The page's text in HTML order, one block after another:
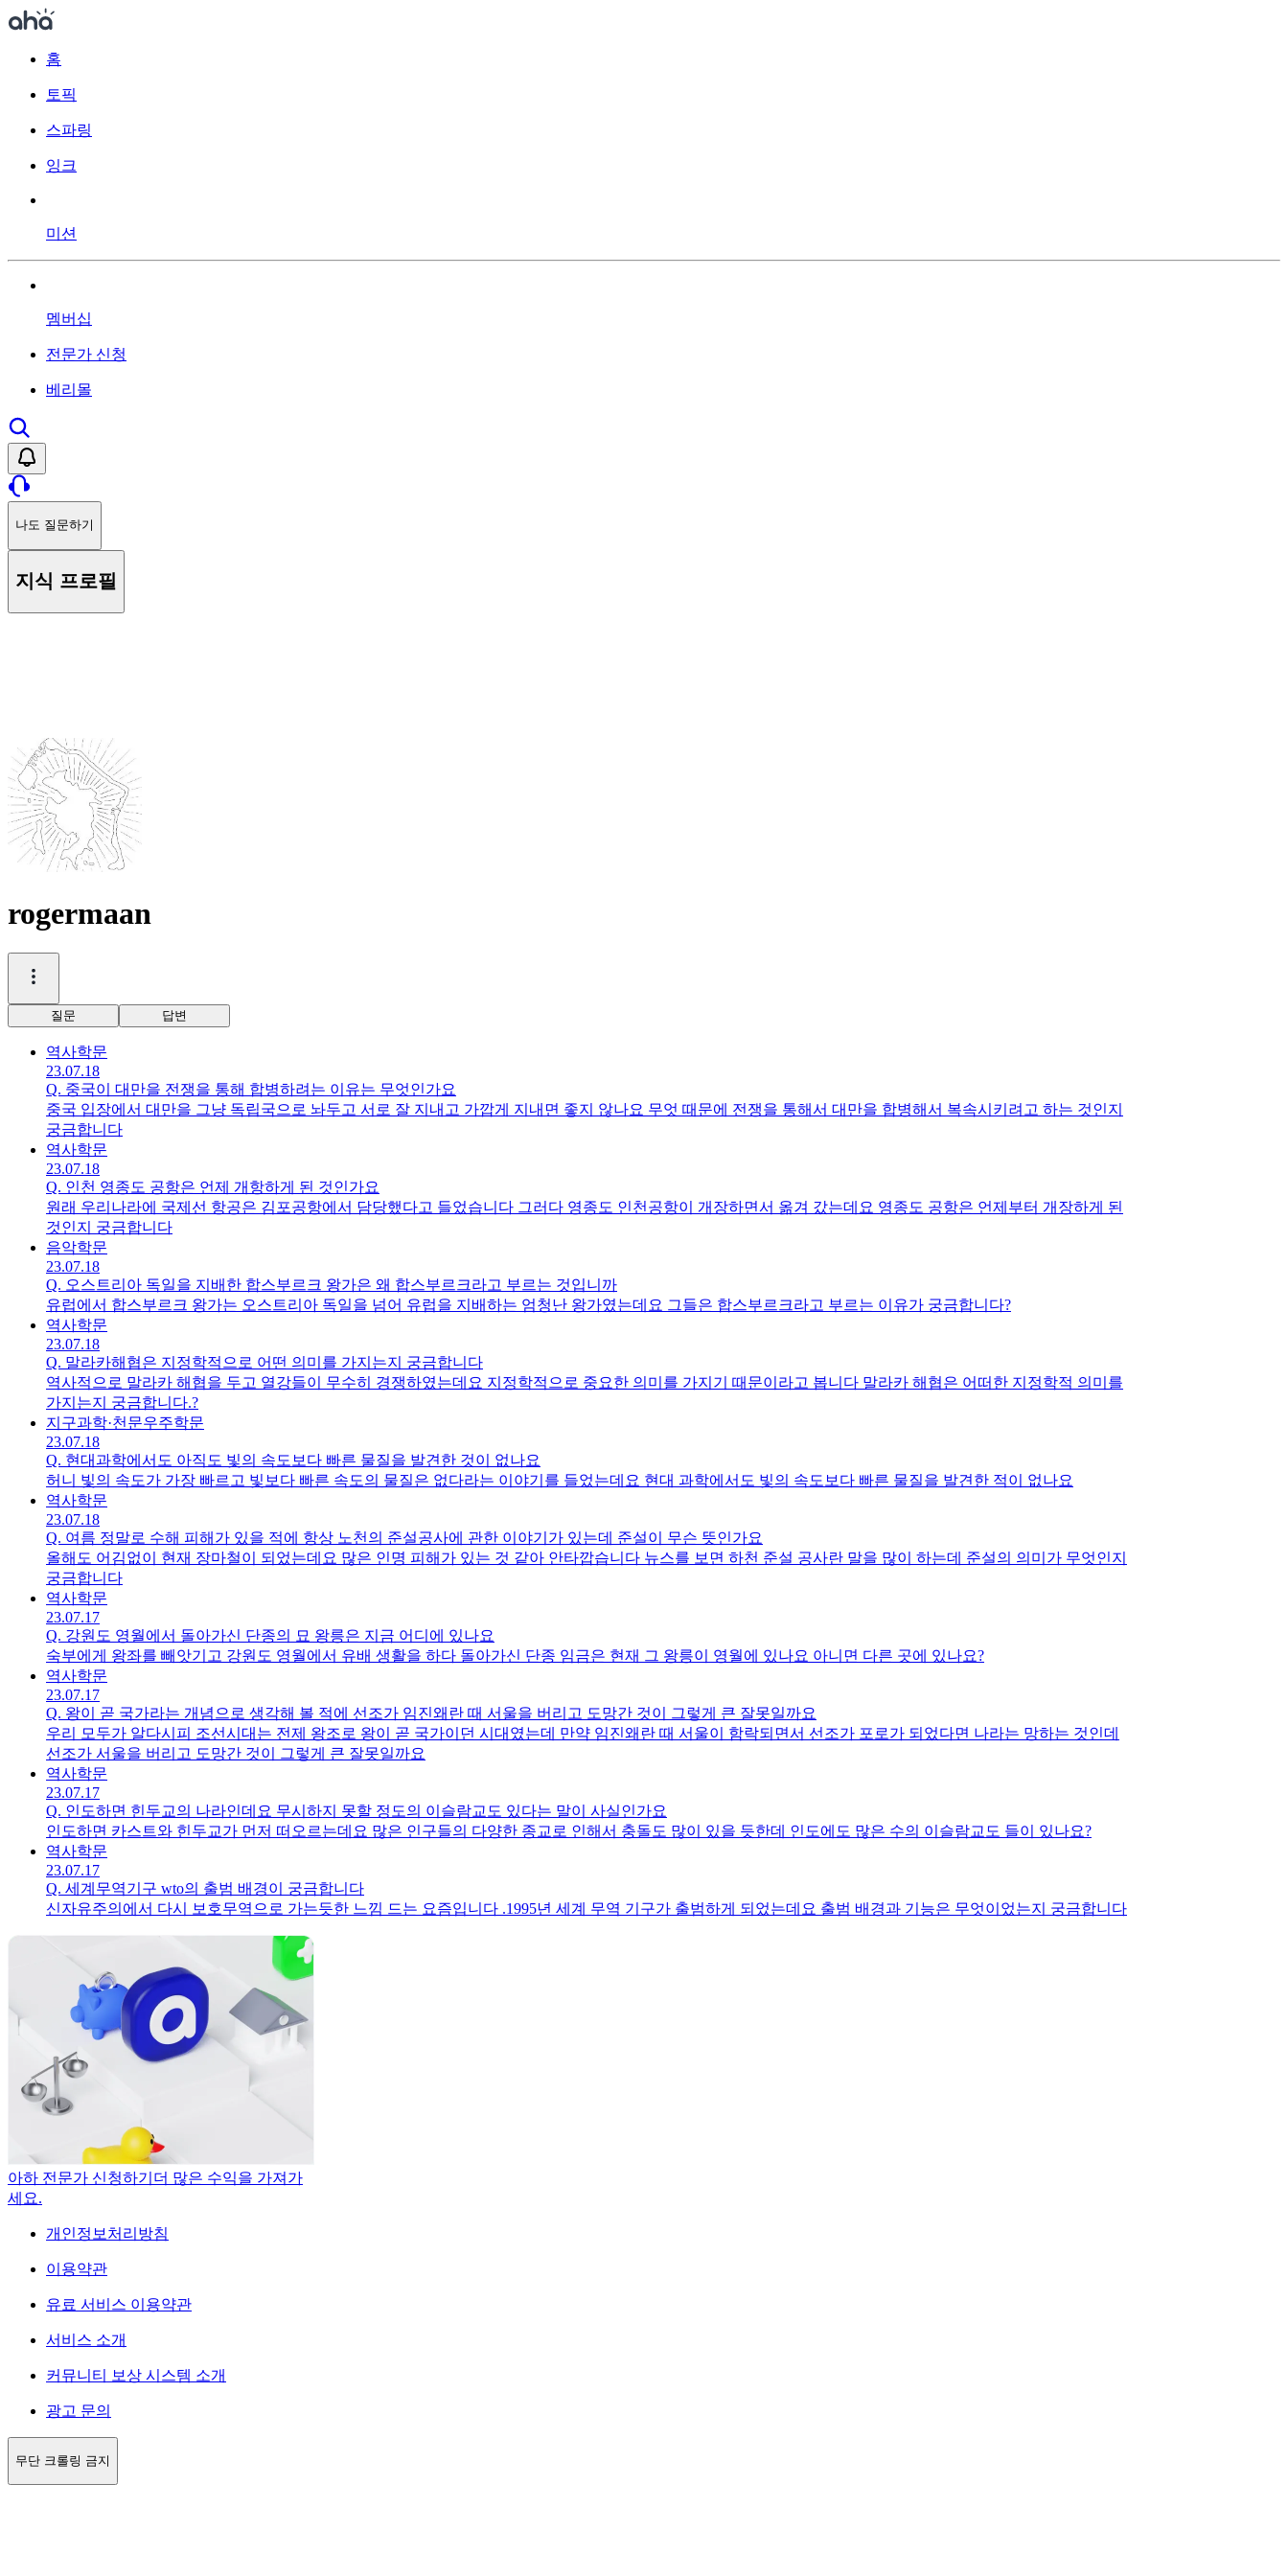
홈
토픽
스파링
잉크
미션
멤버십
전문가 신청
베리몰
나도 질문하기
지식 프로필
rogermaan
질문 답변
역사학문
23.07.18
Q. 중국이 대만을 전쟁을 통해 합병하려는 이유는 무엇인가요
중국 입장에서 대만을 그냥 독립국으로 놔두고 서로 잘 지내고 가깝게 지내면 좋지 않나요 무엇 때문에 전쟁을 통해서 대만을 합병해서 복속시키려고 하는 것인지
궁금합니다
역사학문
23.07.18
Q. 인천 영종도 공항은 언제 개항하게 된 것인가요
원래 우리나라에 국제선 항공은 김포공항에서 담당했다고 들었습니다 그러다 영종도 인천공항이 개장하면서 옮겨 갔는데요 영종도 공항은 언제부터 개장하게 된
것인지 궁금합니다
음악학문
23.07.18
Q. 오스트리아 독일을 지배한 합스부르크 왕가은 왜 합스부르크라고 부르는 것입니까
유럽에서 합스부르크 왕가는 오스트리아 독일을 넘어 유럽을 지배하는 엄청난 왕가였는데요 그들은 합스부르크라고 부르는 이유가 궁금합니다?
역사학문
23.07.18
Q. 말라카해협은 지정학적으로 어떤 의미를 가지는지 궁금합니다
역사적으로 말라카 해협을 두고 열강들이 무수히 경쟁하였는데요 지정학적으로 중요한 의미를 가지기 때문이라고 봅니다 말라카 해협은 어떠한 지정학적 의미를
가지는지 궁금합니다.?
지구과학·천문우주학문
23.07.18
Q. 현대과학에서도 아직도 빛의 속도보다 빠른 물질을 발견한 것이 없나요
허니 빛의 속도가 가장 빠르고 빛보다 빠른 속도의 물질은 없다라는 이야기를 들었는데요 현대 과학에서도 빛의 속도보다 빠른 물질을 발견한 적이 없나요
역사학문
23.07.18
Q. 여름 정말로 수해 피해가 있을 적에 항상 노천의 준설공사에 관한 이야기가 있는데 준설이 무슨 뜻인가요
올해도 어김없이 현재 장마철이 되었는데요 많은 인명 피해가 있는 것 같아 안타깝습니다 뉴스를 보면 하천 준설 공사란 말을 많이 하는데 준설의 의미가 무엇인지
궁금합니다
역사학문
23.07.17
Q. 강원도 영월에서 돌아가신 단종의 묘 왕릉은 지금 어디에 있나요
숙부에게 왕좌를 빼앗기고 강원도 영월에서 유배 생활을 하다 돌아가신 단종 임금은 현재 그 왕릉이 영월에 있나요 아니면 다른 곳에 있나요?
역사학문
23.07.17
Q. 왕이 곧 국가라는 개념으로 생각해 볼 적에 선조가 임진왜란 때 서울을 버리고 도망간 것이 그렇게 큰 잘못일까요
우리 모두가 알다시피 조선시대는 전제 왕조로 왕이 곧 국가이던 시대였는데 만약 임진왜란 때 서울이 함락되면서 선조가 포로가 되었다면 나라는 망하는 것인데
선조가 서울을 버리고 도망간 것이 그렇게 큰 잘못일까요
역사학문
23.07.17
Q. 인도하면 힌두교의 나라인데요 무시하지 못할 정도의 이슬람교도 있다는 말이 사실인가요
인도하면 카스트와 힌두교가 먼저 떠오르는데요 많은 인구들의 다양한 종교로 인해서 충돌도 많이 있을 듯한데 인도에도 많은 수의 이슬람교도 들이 있나요?
역사학문
23.07.17
Q. 세계무역기구 wto의 출범 배경이 궁금합니다
신자유주의에서 다시 보호무역으로 가는듯한 느낌 드는 요즘입니다 .1995년 세계 무역 기구가 출범하게 되었는데요 출범 배경과 기능은 무엇이었는지 궁금합니다
아하 전문가 신청하기 더 많은 수익을 가져가
세요.
개인정보처리방침
이용약관
유료 서비스 이용약관
서비스 소개
커뮤니티 보상 시스템 소개
광고 문의
무단 크롤링 금지